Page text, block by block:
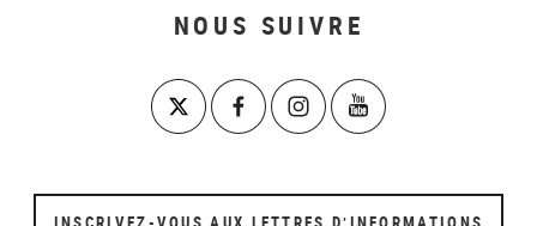
NOUS SUIVRE